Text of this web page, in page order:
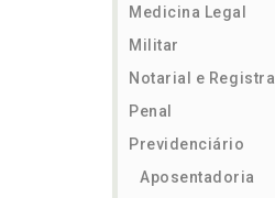
Medicina Legal
Militar
Notarial e Registral
Penal
Previdenciário
Aposentadoria